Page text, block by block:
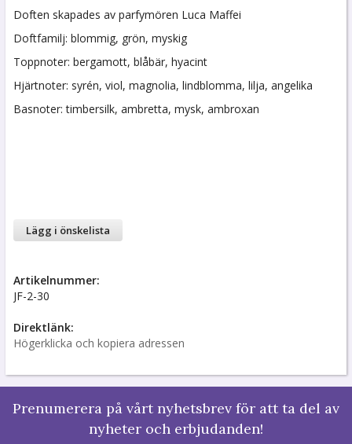
Doften skapades av parfymören Luca Maffei
Doftfamilj: blommig, grön, myskig
Toppnoter: bergamott, blåbär, hyacint
Hjärtnoter: syrén, viol, magnolia, lindblomma, lilja, angelika
Basnoter: timbersilk, ambretta, mysk, ambroxan
Lägg i önskelista
Artikelnummer:
JF-2-30
Direktlänk:
Högerklicka och kopiera adressen
Prenumerera på vårt nyhetsbrev för att ta del av
nyheter och erbjudanden!